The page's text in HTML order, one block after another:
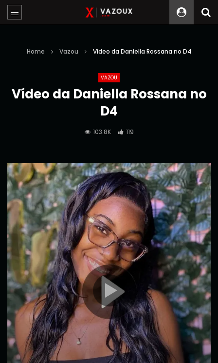
Home Vazou Vídeo da Daniella Rossana no D4
VAZOU
Vídeo da Daniella Rossana no
D4
103.8K 119
Reprodutor
de
vídeo